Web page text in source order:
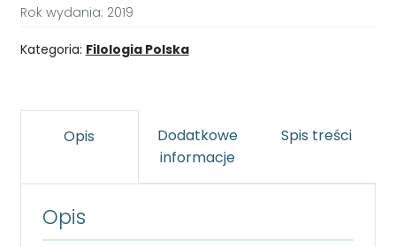
Rok wydania: 2019
Kategoria: Filologia Polska
Opis
Dodatkowe
informacje
Spis treści
Opis